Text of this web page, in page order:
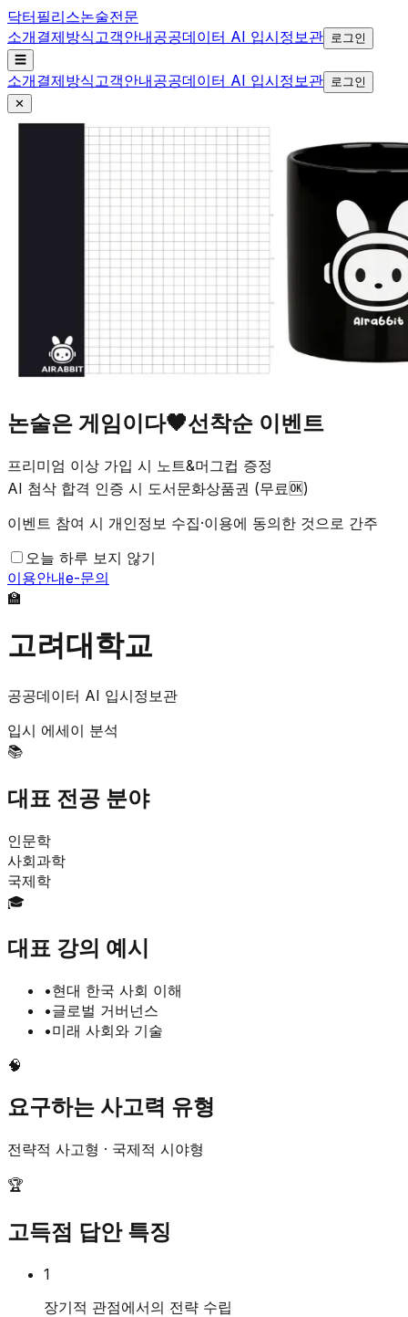
닥터필리스논술전문
소개결제방식고객안내공공데이터 AI 입시정보관 로그인
☰
소개결제방식고객안내공공데이터 AI 입시정보관 로그인
✕
논술은 게임이다🖤선착순 이벤트
프리미엄 이상 가입 시 노트&머그컵 증정
AI 첨삭 합격 인증 시 도서문화상품권 (무료🆗)
이벤트 참여 시 개인정보 수집·이용에 동의한 것으로 간주
오늘 하루 보지 않기
이용안내e-문의
🏫
고려대학교
공공데이터 AI 입시정보관
입시 에세이 분석
📚
대표 전공 분야
인문학
사회과학
국제학
🎓
대표 강의 예시
•현대 한국 사회 이해
•글로벌 거버넌스
•미래 사회와 기술
🧠
요구하는 사고력 유형
전략적 사고형 · 국제적 시야형
🏆
고득점 답안 특징
1
장기적 관점에서의 전략 수립